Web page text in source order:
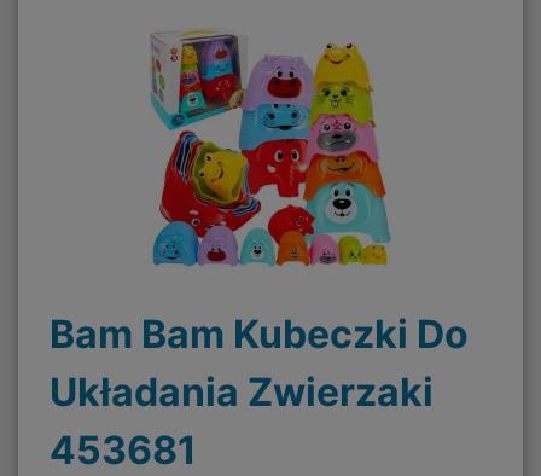
Bam Bam Kubeczki Do
Układania Zwierzaki
453681